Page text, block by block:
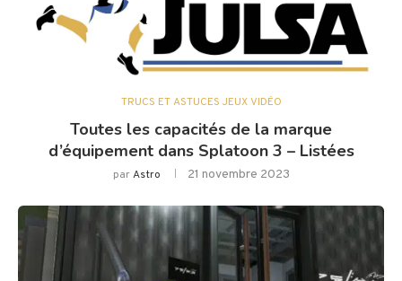
TRUCS ET ASTUCES JEUX VIDÉO
Toutes les capacités de la marque
d’équipement dans Splatoon 3 – Listées
parAstro 21 novembre 2023